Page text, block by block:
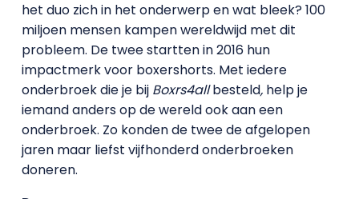
het duo zich in het onderwerp en wat bleek? 100
miljoen mensen kampen wereldwijd met dit
probleem. De twee startten in 2016 hun
impactmerk voor boxershorts. Met iedere
onderbroek die je bij Boxrs4allbesteld, help je
iemand anders op de wereld ook aan een
onderbroek. Zo konden de twee de afgelopen
jaren maar liefst vijfhonderd onderbroeken
doneren.